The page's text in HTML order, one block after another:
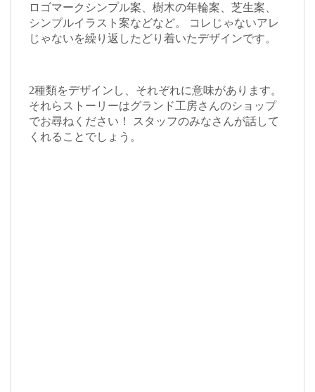
ロゴマークシンプル案、樹木の年輪案、芝生案、
シンプルイラスト案などなど。 コレじゃないアレ
じゃないを繰り返したどり着いたデザインです。
2種類をデザインし、それぞれに意味があります。
それらストーリーはグランド工房さんのショップ
でお尋ねください！ スタッフのみなさんが話して
くれることでしょう。